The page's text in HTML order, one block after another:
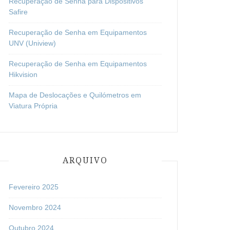
Safire
Recuperação de Senha em Equipamentos
UNV (Uniview)
Recuperação de Senha em Equipamentos
Hikvision
Mapa de Deslocações e Quilómetros em
Viatura Própria
ARQUIVO
Fevereiro 2025
Novembro 2024
Outubro 2024